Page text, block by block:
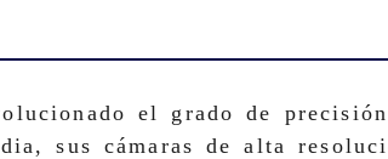
el grado de
sus cámaras de alta